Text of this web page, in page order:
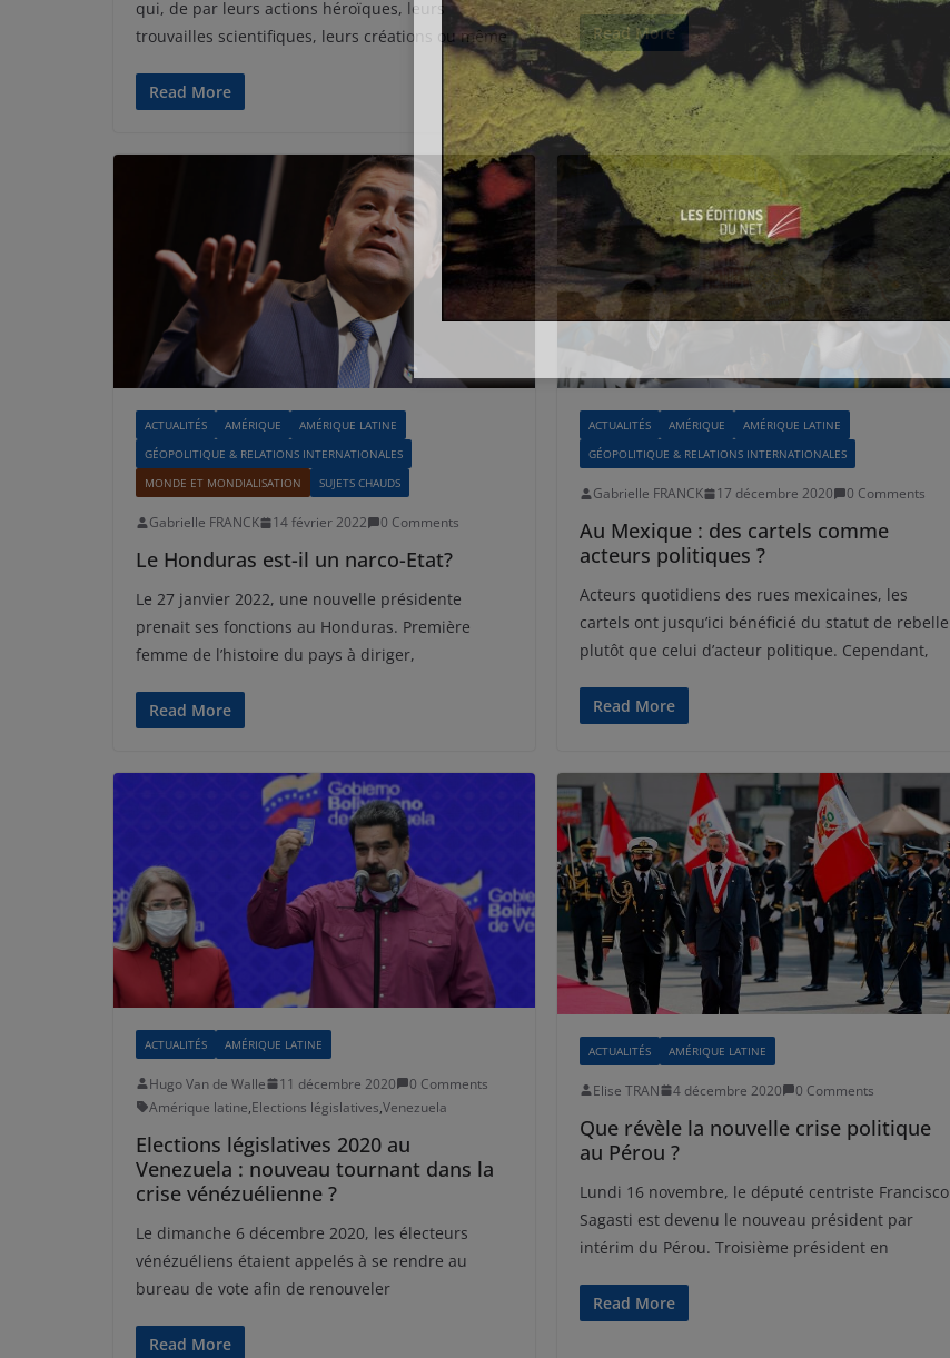
qui, de par leurs actions héroïques, leurs
trouvailles scientifiques, leurs créations ou même
Read More
Read More
ACTUALITÉS AMÉRIQUE
AMÉRIQUE LATINE
GÉOPOLITIQUE & RELATIONS INTERNATIONALES
MONDE ET MONDIALISATION
SUJETS CHAUDS
Gabrielle FRANCK 14 février 2022 0 Comments
Le Honduras est-il un narco-Etat?
Le 27 janvier 2022, une nouvelle présidente
prenait ses fonctions au Honduras. Première
femme de l’histoire du pays à diriger,
Read More
ACTUALITÉS AMÉRIQUE
AMÉRIQUE LATINE
GÉOPOLITIQUE & RELATIONS INTERNATIONALES
Gabrielle FRANCK 17 décembre 2020 0 Comments
Au Mexique : des cartels comme
acteurs politiques ?
Acteurs quotidiens des rues mexicaines, les
cartels ont jusqu’ici bénéficié du statut de rebelle
plutôt que celui d’acteur politique. Cependant,
Read More
ACTUALITÉS AMÉRIQUE LATINE
Hugo Van de Walle 11 décembre 2020
0 Comments
Amérique latine,Elections législatives,Venezuela
Elections législatives 2020 au
Venezuela : nouveau tournant dans la
crise vénézuélienne ?
Le dimanche 6 décembre 2020, les électeurs
vénézuéliens étaient appelés à se rendre au
bureau de vote afin de renouveler
Read More
ACTUALITÉS AMÉRIQUE LATINE
Elise TRAN 4 décembre 2020 0 Comments
Que révèle la nouvelle crise politique
au Pérou ?
Lundi 16 novembre, le député centriste Francisco
Sagasti est devenu le nouveau président par
intérim du Pérou. Troisième président en
Read More